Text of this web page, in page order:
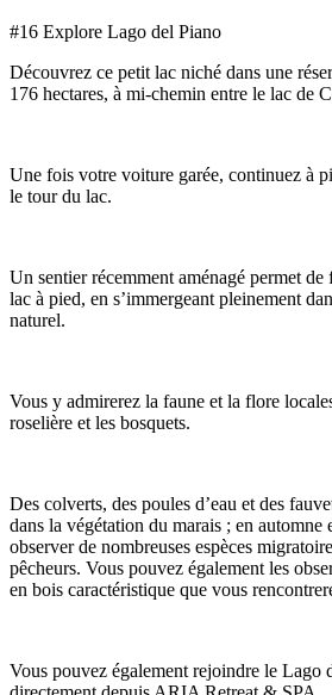
#16 Explore Lago del Piano
Découvrez ce petit lac niché dans une
176 hectares, à mi-chemin entre le lac de
Une fois votre voiture garée, continuez à
le tour du lac.
Un sentier récemment aménagé permet
lac à pied, en s’immergeant pleinement
naturel.
Vous y admirerez la faune et la flore
roselière et les bosquets.
Des colverts, des poules d’eau et des
dans la végétation du marais ; en automne
observer de nombreuses espèces
pêcheurs. Vous pouvez également les
en bois caractéristique que vous
Vous pouvez également rejoindre le Lago